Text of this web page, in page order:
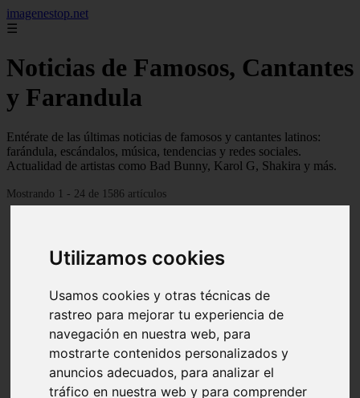
Utilizamos cookies
Usamos cookies y otras técnicas de
rastreo para mejorar tu experiencia de
navegación en nuestra web, para
mostrarte contenidos personalizados y
anuncios adecuados, para analizar el
tráfico en nuestra web y para comprender
imagenestop.net
☰
Noticias de Famosos, Cantantes
y Farandula
Entérate de las últimas noticias de famosos y cantantes latinos:
farándula, escándalos, música, tendencias y redes sociales.
Actualidad de artistas como Bad Bunny, Karol G, Shakira y más.
Mostrando 1 - 24 de 1586 artículos